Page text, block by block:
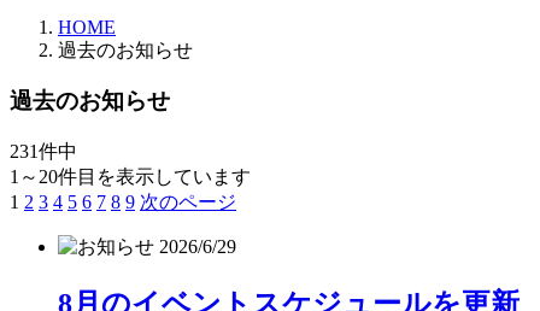
HOME
過去のお知らせ
過去のお知らせ
231件中
1～20件目を表示しています
1 2 3 4 5 6 7 8 9 次のページ
2026/6/29
8月のイベントスケジュールを更新